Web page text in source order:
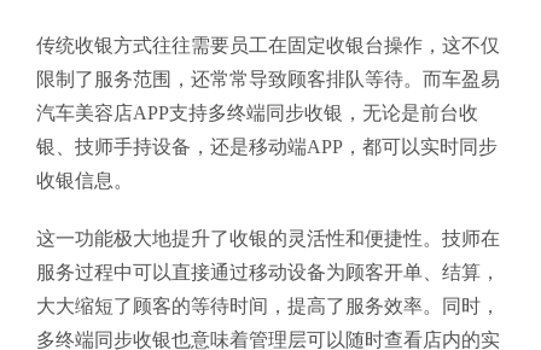
传统收银方式往往需要员工在固定收银台操作，这不仅
限制了服务范围，还常常导致顾客排队等待。而车盈易
汽车美容店APP支持多终端同步收银，无论是前台收
银、技师手持设备，还是移动端APP，都可以实时同步
收银信息。
这一功能极大地提升了收银的灵活性和便捷性。技师在
服务过程中可以直接通过移动设备为顾客开单、结算，
大大缩短了顾客的等待时间，提高了服务效率。同时，
多终端同步收银也意味着管理层可以随时查看店内的实